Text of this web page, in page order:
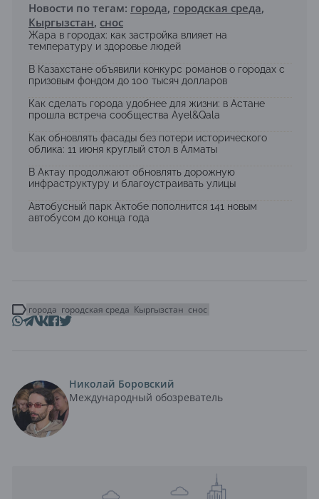
Новости по тегам: города, городская среда,
Кыргызстан, снос
Жара в городах: как застройка влияет на
температуру и здоровье людей
В Казахстане объявили конкурс романов о городах с
призовым фондом до 100 тысяч долларов
Как сделать города удобнее для жизни: в Астане
прошла встреча сообщества Ayel&Qala
Как обновлять фасады без потери исторического
облика: 11 июня круглый стол в Алматы
В Актау продолжают обновлять дорожную
инфраструктуру и благоустраивать улицы
Автобусный парк Актобе пополнится 141 новым
автобусом до конца года
города городская среда Кыргызстан снос
Николай Боровский
Международный обозреватель